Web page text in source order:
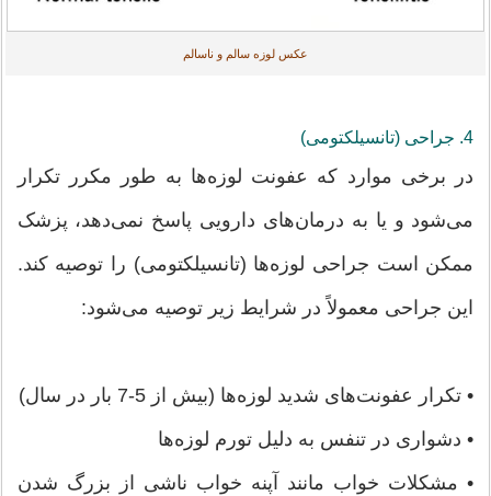
عکس لوزه سالم و ناسالم
4. جراحی (تانسیلکتومی)
در برخی موارد که عفونت لوزه‌ها به طور مکرر تکرار
می‌شود و یا به درمان‌های دارویی پاسخ نمی‌دهد، پزشک
ممکن است جراحی لوزه‌ها (تانسیلکتومی) را توصیه کند.
این جراحی معمولاً در شرایط زیر توصیه می‌شود:
• تکرار عفونت‌های شدید لوزه‌ها (بیش از 5-7 بار در سال)
• دشواری در تنفس به دلیل تورم لوزه‌ها
• مشکلات خواب مانند آپنه خواب ناشی از بزرگ شدن